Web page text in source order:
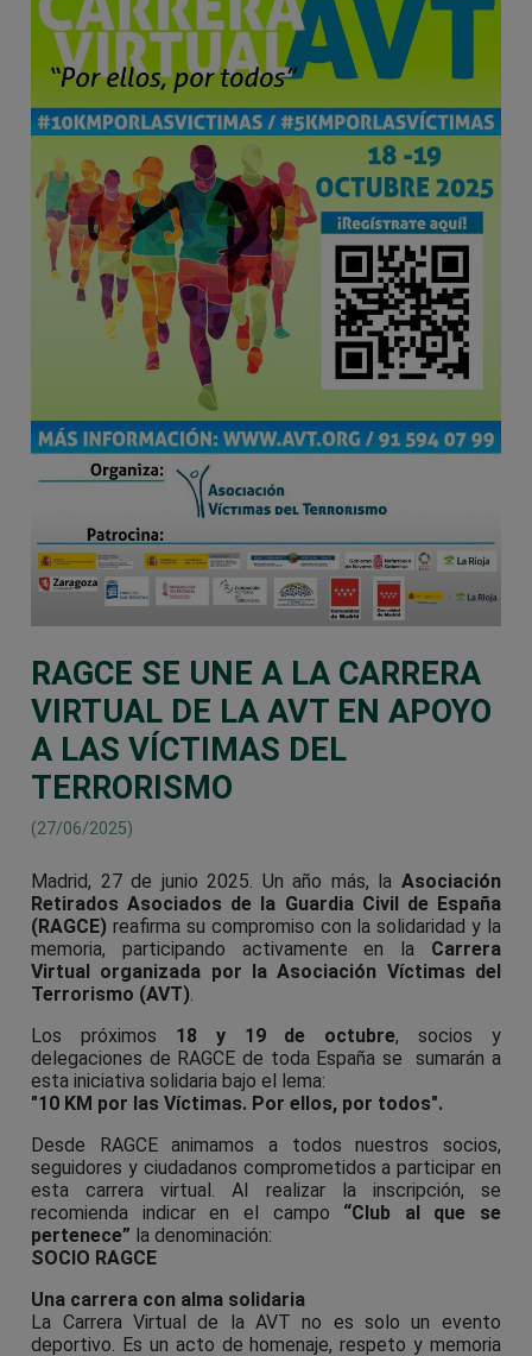
RAGCE SE UNE A LA CARRERA
VIRTUAL DE LA AVT EN APOYO
A LAS VÍCTIMAS DEL
TERRORISMO
(27/06/2025)
Madrid, 27 de junio 2025. Un año más, la Asociación
Retirados Asociados de la Guardia Civil de España
(RAGCE) reafirma su compromiso con la solidaridad y la
memoria, participando activamente en la Carrera
Virtual organizada por la Asociación Víctimas del
Terrorismo (AVT)
Los próximos 18 y 19 de octubre, socios y
delegaciones de RAGCE de toda España se sumarán a
esta iniciativa solidaria bajo el lema:
"10 KM por las Víctimas. Por ellos, por todos".
Desde RAGCE animamos a todos nuestros socios,
seguidores y ciudadanos comprometidos a participar en
esta carrera virtual. Al realizar la inscripción, se
recomienda indicar en el campo “Club al que se
pertenece” la denominación:
SOCIO RAGCE
Una carrera con alma solidaria
La Carrera Virtual de la AVT no es solo un evento
deportivo. Es un acto de homenaje, respeto y memoria